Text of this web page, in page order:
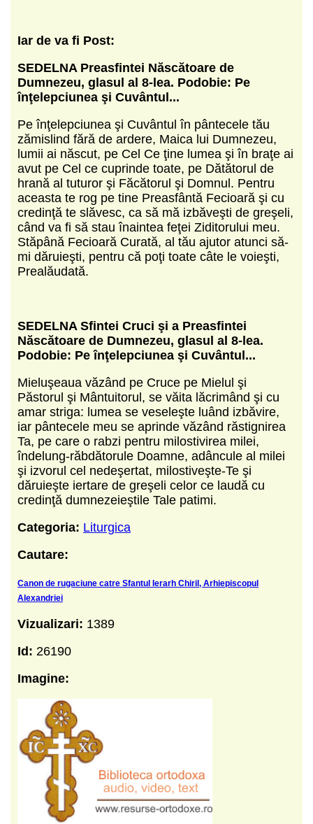
Iar de va fi Post:
SEDELNA Preasfintei Născătoare de
Dumnezeu, glasul al 8-lea. Podobie: Pe
înţelepciunea şi Cuvântul...
Pe înţelepciunea şi Cuvântul în pântecele tău
zămislind fără de ardere, Maica lui Dumnezeu,
lumii ai născut, pe Cel Ce ţine lumea şi în braţe ai
avut pe Cel ce cuprinde toate, pe Dătătorul de
hrană al tuturor şi Făcătorul şi Domnul. Pentru
aceasta te rog pe tine Preasfântă Fecioară şi cu
credinţă te slăvesc, ca să mă izbăveşti de greşeli,
când va fi să stau înaintea feţei Ziditorului meu.
Stăpână Fecioară Curată, al tău ajutor atunci să-
mi dăruieşti, pentru că poţi toate câte le voieşti,
Prealăudată.
SEDELNA Sfintei Cruci şi a Preasfintei
Născătoare de Dumnezeu, glasul al 8-lea.
Podobie: Peînţelepciunea şi Cuvântul...
Mieluşeaua văzând pe Cruce pe Mielul şi
Păstorul şi Mântuitorul, se văita lăcrimând şi cu
amar striga: lumea se veseleşte luând izbăvire,
iar pântecele meu se aprinde văzând răstignirea
Ta, pe care o rabzi pentru milostivirea milei,
îndelung-răbdătorule Doamne, adâncule al milei
şi izvorul cel nedeşertat, milostiveşte-Te şi
dăruieşte iertare de greşeli celor ce laudă cu
credinţă dumnezeieştile Tale patimi.
Categoria: Liturgica
Cautare:
Canon de rugaciune catre Sfantul Ierarh Chiril, Arhiepiscopul
Alexandriei
Vizualizari: 1389
Id: 26190
Imagine: